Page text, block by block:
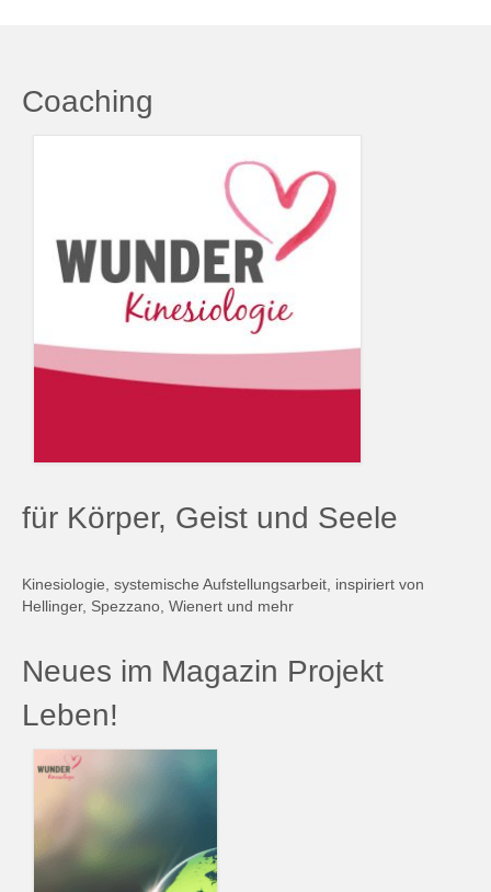
Coaching
für Körper, Geist und Seele
Kinesiologie, systemische Aufstellungsarbeit, inspiriert von
Hellinger, Spezzano, Wienert und mehr
Neues im Magazin Projekt
Leben!